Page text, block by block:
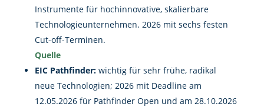
Instrumente für hochinnovative, skalierbare
Technologieunternehmen. 2026 mit sechs festen
Cut-off-Terminen.
Quelle
EIC Pathfinder:wichtig für sehr frühe, radikal
neue Technologien; 2026 mit Deadline am
12.05.2026 für Pathfinder Open und am 28.10.2026